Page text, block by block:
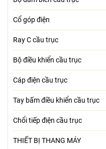
Cổ góp điện
Ray C cầu trục
Bộ điều khiển cầu trục
Cáp điện cầu trục
Tay bấm điều khiển cầu trục
Chổi tiếp điện cầu trục
THIẾT BỊ THANG MÁY